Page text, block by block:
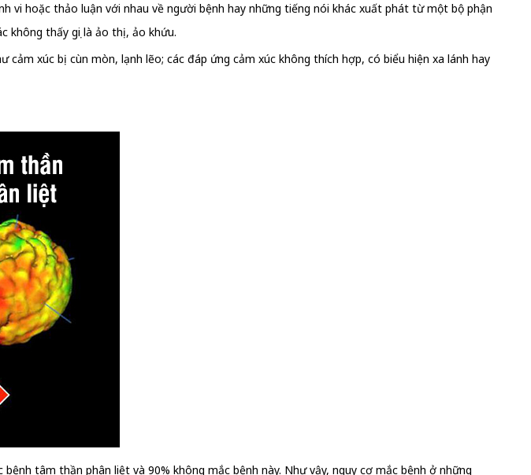
vi hoặc thảo luận với nhau về người bệnh hay những tiếng nói khác xuất phát từ một bộ phận
không thấy gọi là ảo thị, ảo khứu.
xúc bị cùn mòn, lạnh lẽo; các đáp ứng cảm xúc không thích hợp, có biểu hiện xa lánh hay
tâm thần phân liệt và 90% không mắc bệnh này. Như vậy, nguy cơ mắc bệnh ở những